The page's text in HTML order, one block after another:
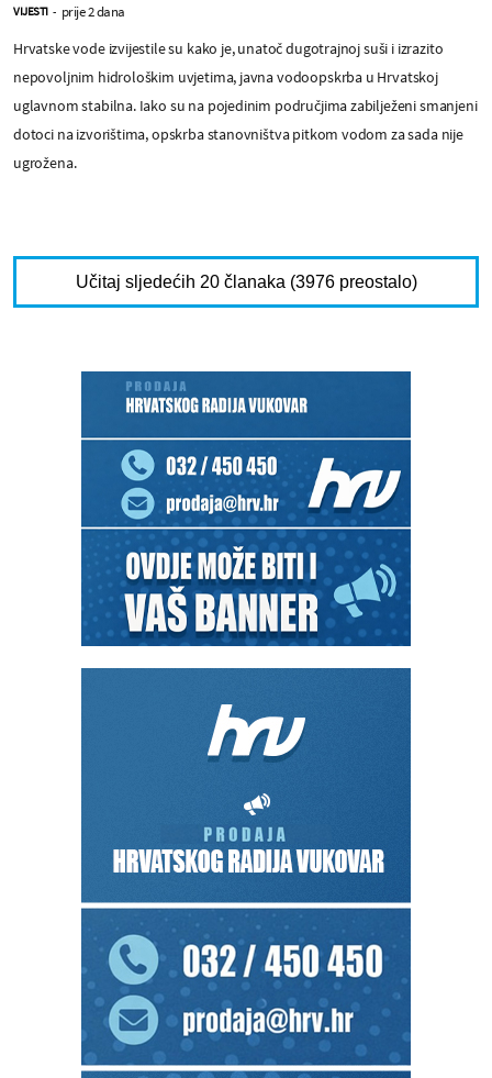
VIJESTI - prije 2 dana
Hrvatske vode izvijestile su kako je, unatoč dugotrajnoj suši i izrazito
nepovoljnim hidrološkim uvjetima, javna vodoopskrba u Hrvatskoj
uglavnom stabilna. Iako su na pojedinim područjima zabilježeni smanjeni
dotoci na izvorištima, opskrba stanovništva pitkom vodom za sada nije
ugrožena.
Učitaj sljedećih 20 članaka (3976 preostalo)